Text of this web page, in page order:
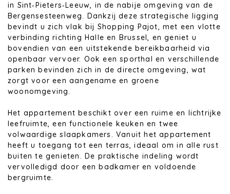
in Sint‑Pieters‑Leeuw, in de nabije omgeving van de
Bergensesteenweg. Dankzij deze strategische ligging
bevindt u zich vlak bij Shopping Pajot, met een vlotte
verbinding richting Halle en Brussel, en geniet u
bovendien van een uitstekende bereikbaarheid via
openbaar vervoer. Ook een sporthal en verschillende
parken bevinden zich in de directe omgeving, wat
zorgt voor een aangename en groene
woonomgeving.
Het appartement beschikt over een ruime en lichtrijke
leefruimte, een functionele keuken en twee
volwaardige slaapkamers. Vanuit het appartement
heeft u toegang tot een terras, ideaal om in alle rust
buiten te genieten. De praktische indeling wordt
vervolledigd door een badkamer en voldoende
bergruimte.